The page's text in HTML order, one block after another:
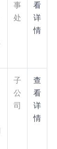
事
处
看
详
情
子
公
司
查
看
详
情